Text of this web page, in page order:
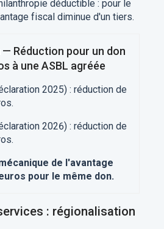
déductible : pour le
fiscal diminue d'un tiers.
Réduction pour un don
à une ASBL agréée
2025) : réduction de
2026) : réduction de
de l'avantage
pour le même don.
: régionalisation